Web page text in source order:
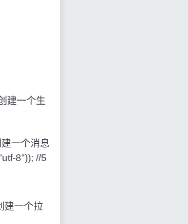
建一个生
一个消息
8")); //5
建一个拉